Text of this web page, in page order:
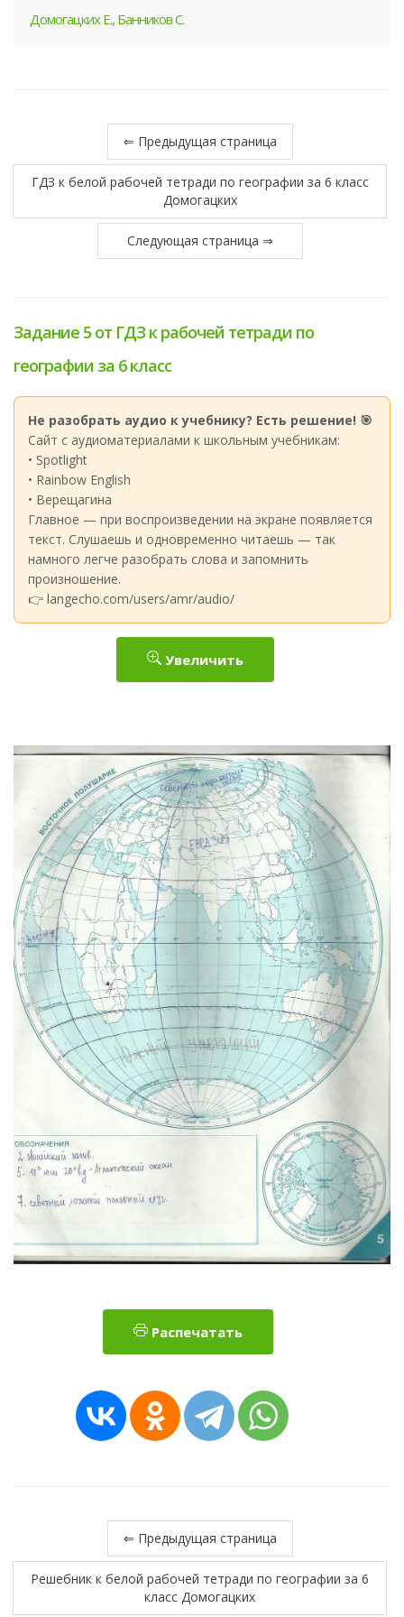
Домогацких Е., Банников С.
⇐ Предыдущая страница
ГДЗ к белой рабочей тетради по географии за 6 класс
Домогацких
Следующая страница ⇒
Задание 5 от ГДЗ к рабочей тетради по
географии за 6 класс
Не разобрать аудио к учебнику? Есть решение! 🎯
Сайт с аудиоматериалами к школьным учебникам:
• Spotlight
• Rainbow English
• Верещагина
Главное — при воспроизведении на экране появляется
текст. Слушаешь и одновременно читаешь — так
намного легче разобрать слова и запомнить
произношение.
👉 langecho.com/users/amr/audio/
Увеличить
Распечатать
⇐ Предыдущая страница
Решебник к белой рабочей тетради по географии за 6
класс Домогацких